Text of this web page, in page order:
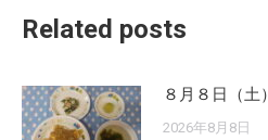
Related posts
８月８日（土）
2026年8月8日